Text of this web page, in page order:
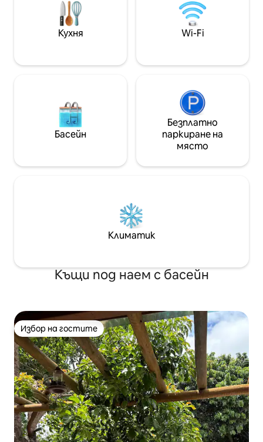
Smart TV, собствен Wi-Fi,
разтегателен диван - Апартамент
легло,климатик,телевизор,килер; - 2
климатик ,02 единични
Кухня Wi-Fi
Басейн
Безплатно
паркиране на
място
Климатик
Къщи под наем с басейн
Избор на гостите
Избор на гостите